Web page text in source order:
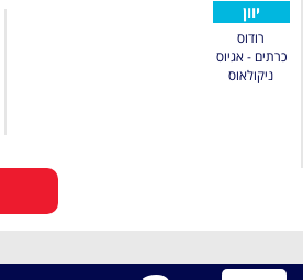
יוון
רודוס
כרתים - אגיוס
ניקולאוס